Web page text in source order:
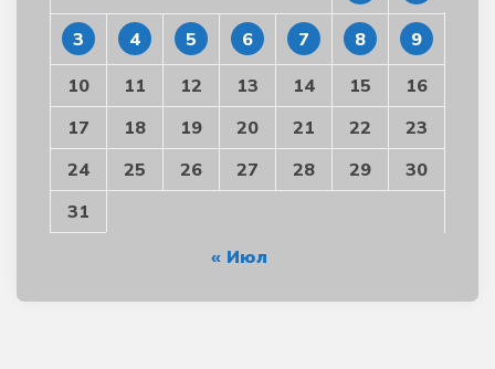
3 4 5 6 7 8 9
10 11 12 13 14 15
16
17
18 19 20 21 22
23
24
25 26 27 28 29
30
31
« Июл